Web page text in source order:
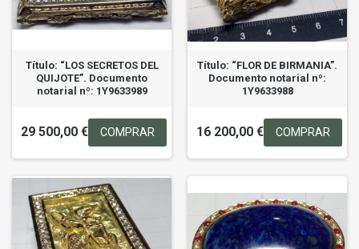
Título: “LOS SECRETOS DEL
QUIJOTE”. Documento
notarial nº: 1Y9633989
29 500,00 € COMPRAR
Título: “FLOR DE BIRMANIA”.
Documento notarial nº:
1Y9633988
16 200,00 € COMPRAR